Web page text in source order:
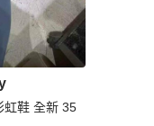
虹鞋 全新 35